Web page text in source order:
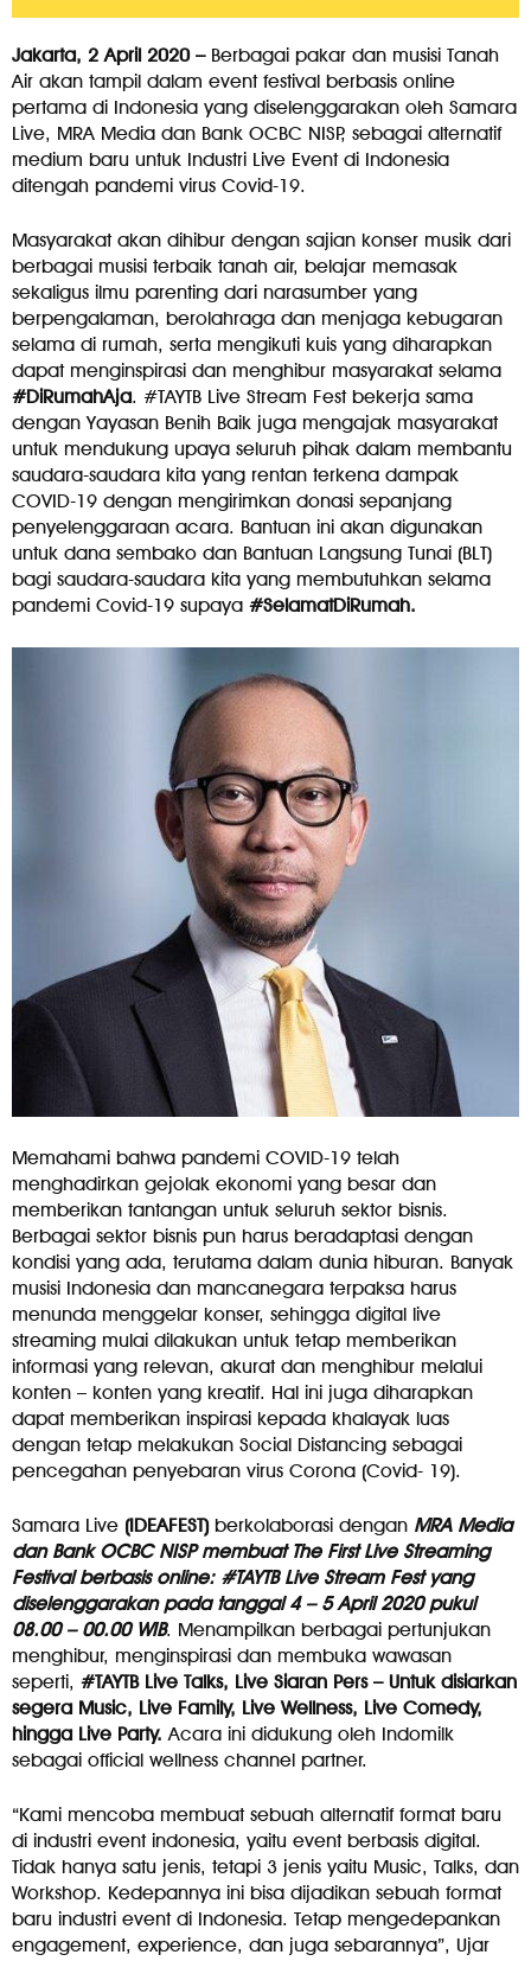
Jakarta, 2 April 2020 –Berbagai pakar dan musisi Tanah
Air akan tampil dalam event festival berbasis online
pertama di Indonesia yang diselenggarakan oleh Samara
Live, MRA Media dan Bank OCBC NISP, sebagai alternatif
medium baru untuk Industri Live Event di Indonesia
ditengah pandemi virus Covid-19.
Masyarakat akan dihibur dengan sajian konser musik dari
berbagai musisi terbaik tanah air, belajar memasak
sekaligus ilmu parenting dari narasumber yang
berpengalaman, berolahraga dan menjaga kebugaran
selama di rumah, serta mengikuti kuis yang diharapkan
dapat menginspirasi dan menghibur masyarakat selama
#DiRumahAja. #TAYTB Live Stream Fest bekerja sama
dengan Yayasan Benih Baik juga mengajak masyarakat
untuk mendukung upaya seluruh pihak dalam membantu
saudara-saudara kita yang rentan terkena dampak
COVID-19 dengan mengirimkan donasi sepanjang
penyelenggaraan acara. Bantuan ini akan digunakan
untuk dana sembako dan Bantuan Langsung Tunai (BLT)
bagi saudara-saudara kita yang membutuhkan selama
pandemi Covid-19 supaya #SelamatDiRumah.
Memahami bahwa pandemi COVID-19 telah
menghadirkan gejolak ekonomi yang besar dan
memberikan tantangan untuk seluruh sektor bisnis.
Berbagai sektor bisnis pun harus beradaptasi dengan
kondisi yang ada, terutama dalam dunia hiburan. Banyak
musisi Indonesia dan mancanegara terpaksa harus
menunda menggelar konser, sehingga digital live
streaming mulai dilakukan untuk tetap memberikan
informasi yang relevan, akurat dan menghibur melalui
konten – konten yang kreatif. Hal ini juga diharapkan
dapat memberikan inspirasi kepada khalayak luas
dengan tetap melakukan Social Distancing sebagai
pencegahan penyebaran virus Corona (Covid- 19).
Samara Live (IDEAFEST)berkolaborasi dengan MRA Media
dan Bank OCBC NISP membuat The First Live Streaming
Festival berbasis online: #TAYTB Live Stream Fest yang
diselenggarakan pada tanggal 4 – 5 April 2020 pukul
08.00 – 00.00 WIB. Menampilkan berbagai pertunjukan
menghibur, menginspirasi dan membuka wawasan
seperti, #TAYTB Live Talks, Live Siaran Pers – Untuk disiarkan
segera Music, Live Family, Live Wellness, Live Comedy,
hingga Live Party. Acara ini didukung oleh Indomilk
sebagai official wellness channel partner.
“Kami mencoba membuat sebuah alternatif format baru
di industri event indonesia, yaitu event berbasis digital.
Tidak hanya satu jenis, tetapi 3 jenis yaitu Music, Talks, dan
Workshop. Kedepannya ini bisa dijadikan sebuah format
baru industri event di Indonesia. Tetap mengedepankan
engagement, experience, dan juga sebarannya”, Ujar